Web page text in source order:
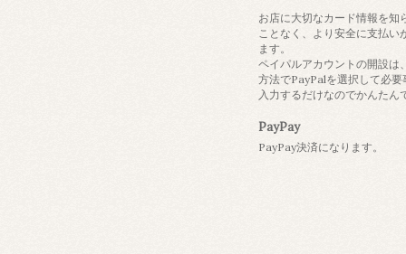
お店に大切なカード情報を知
ことなく、より安全に支払い
ます。
ペイパルアカウントの開設は
方法でPayPalを選択して必要
入力するだけなのでかんたん
PayPay
PayPay決済になります。